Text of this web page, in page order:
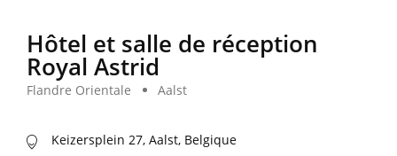
Hôtel et salle de réception
Royal Astrid
Flandre Orientale Aalst
Keizersplein 27, Aalst, Belgique